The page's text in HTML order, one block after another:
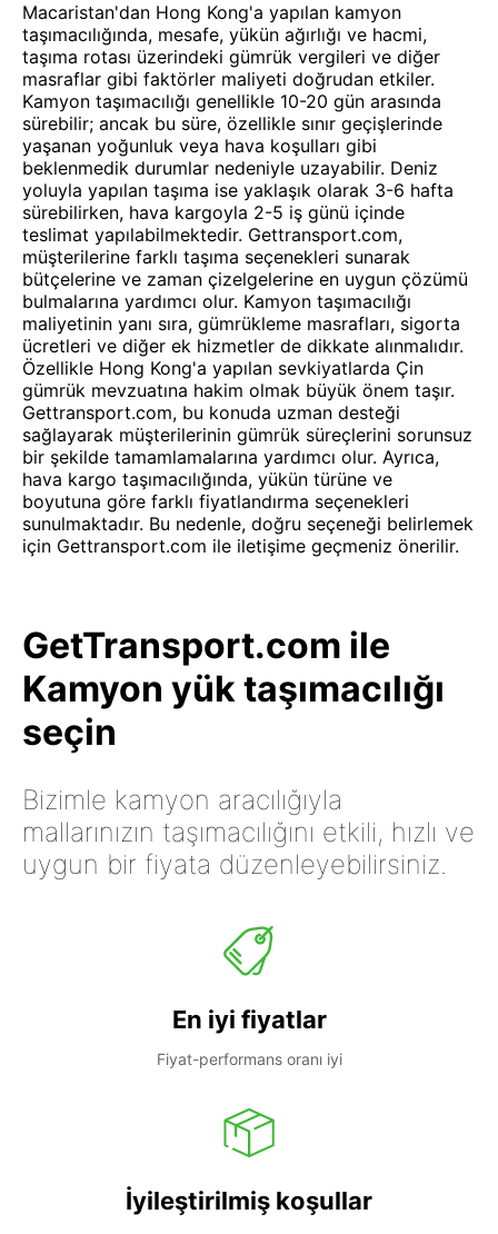
Macaristan'dan Hong Kong'a yapılan kamyon
taşımacılığında, mesafe, yükün ağırlığı ve hacmi,
taşıma rotası üzerindeki gümrük vergileri ve diğer
masraflar gibi faktörler maliyeti doğrudan etkiler.
Kamyon taşımacılığı genellikle 10-20 gün arasında
sürebilir; ancak bu süre, özellikle sınır geçişlerinde
yaşanan yoğunluk veya hava koşulları gibi
beklenmedik durumlar nedeniyle uzayabilir. Deniz
yoluyla yapılan taşıma ise yaklaşık olarak 3-6 hafta
sürebilirken, hava kargoyla 2-5 iş günü içinde
teslimat yapılabilmektedir. Gettransport.com,
müşterilerine farklı taşıma seçenekleri sunarak
bütçelerine ve zaman çizelgelerine en uygun çözümü
bulmalarına yardımcı olur. Kamyon taşımacılığı
maliyetinin yanı sıra, gümrükleme masrafları, sigorta
ücretleri ve diğer ek hizmetler de dikkate alınmalıdır.
Özellikle Hong Kong'a yapılan sevkiyatlarda Çin
gümrük mevzuatına hakim olmak büyük önem taşır.
Gettransport.com, bu konuda uzman desteği
sağlayarak müşterilerinin gümrük süreçlerini sorunsuz
bir şekilde tamamlamalarına yardımcı olur. Ayrıca,
hava kargo taşımacılığında, yükün türüne ve
boyutuna göre farklı fiyatlandırma seçenekleri
sunulmaktadır. Bu nedenle, doğru seçeneği belirlemek
için Gettransport.com ile iletişime geçmeniz önerilir.
GetTransport.com ile
Kamyon yük taşımacılığı
seçin
Bizimle kamyon aracılığıyla
mallarınızın taşımacılığını etkili, hızlı ve
uygun bir fiyata düzenleyebilirsiniz.
En iyi fiyatlar
Fiyat-performans oranı iyi
İyileştirilmiş koşullar